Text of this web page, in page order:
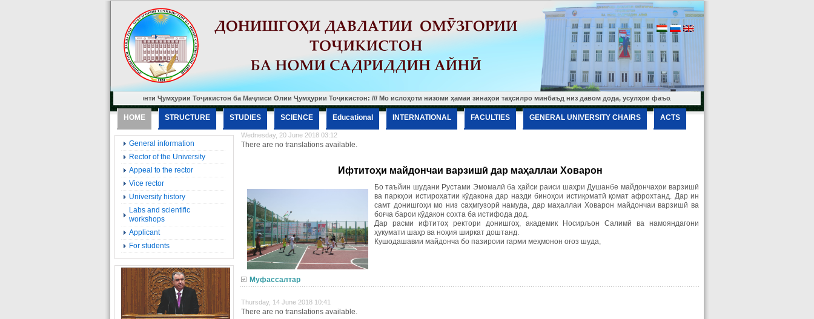
Нуктаҳо аз Паёми Президенти Ҷумҳурии Тоҷикистон ба Маҷлиси Олии Ҷумҳурии Тоҷикистон: /// Мо ислоҳоти низоми ҳамаи зинаҳои таҳсилро минбаъд низ давом дода, усулҳои фаъоли таълимро ҷорӣ мекунем ва ба сатҳу
HOME STRUCTURE STUDIES SCIENCE Еducational INTERNATIONAL FACULTIES GENERAL UNIVERSITY CHAIRS ACTS
General information
Rector of the University
Appeal to the rector
Vice rector
University history
Labs and scientific
workshops
Applicant
For students
Wednesday, 20 June 2018 03:12
There are no translations available.
Ифтитоҳи майдончаи варзишӣ дар маҳаллаи Ховарон
Бо таъйин шудани Рустами Эмомалӣ ба ҳайси раиси шаҳри Душанбе майдончаҳои варзишӣ
ва паркҳои истироҳатии кӯдакона дар назди биноҳои истиқоматӣ қомат афрохтанд. Дар ин
самт донишгоҳи мо низ саҳмгузорӣ намуда, дар маҳаллаи Ховарон майдончаи варзишӣ ва
боғча барои кӯдакон сохта ба истифода дод.
Дар расми ифтитоҳ ректори донишгоҳ, академик Носирљон Салимӣ ва намояндагони
ҳукумати шаҳр ва ноҳия ширкат доштанд.
Кушодашавии майдонча бо пазироии гарми меҳмонон оғоз шуда,
Муфассалтар
Thursday, 14 June 2018 10:41
There are no translations available.